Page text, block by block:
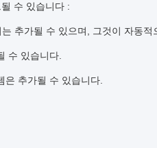
수 있습니다 :
추가될 수 있으며, 그것이 자동
수 있습니다.
은 추가될 수 있습니다.